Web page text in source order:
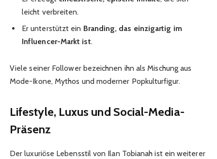
leicht verbreiten.
Er unterstützt ein Branding, das einzigartig im
Influencer-Markt ist.
Viele seiner Follower bezeichnen ihn als Mischung aus
Mode-Ikone, Mythos und moderner Popkulturfigur.
Lifestyle, Luxus und Social-Media-
Präsenz
Der luxuriöse Lebensstil von Ilan Tobianah ist ein weiterer